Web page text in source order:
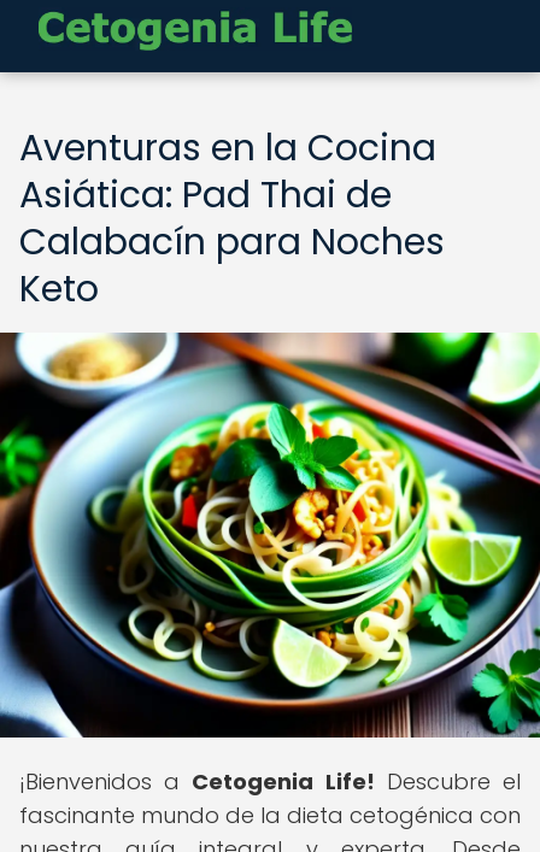
Aventuras en la Cocina
Asiática: Pad Thai de
Calabacín para Noches
Keto
¡Bienvenidos a Cetogenia Life! Descubre el
fascinante mundo de la dieta cetogénica con